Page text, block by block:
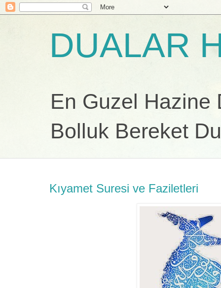
DUALAR
En Guzel Hazine
Bolluk Bereket
Kıyamet Suresi ve Faziletleri